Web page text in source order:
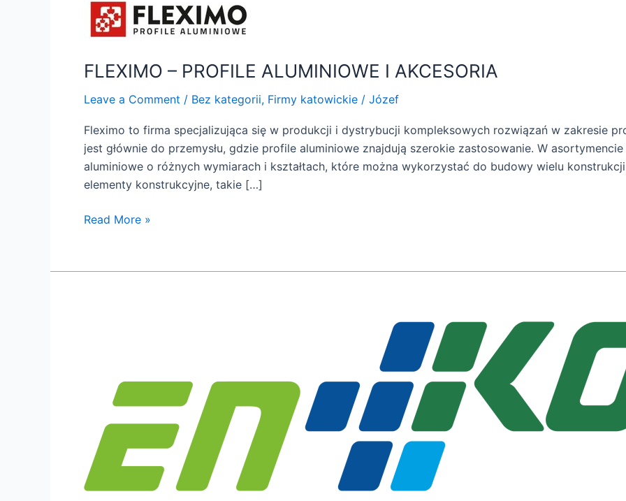
FLEXIMO – PROFILE ALUMINIOWE I AKCESORIA
Leave a Comment / Bez kategorii, Firmy katowickie / Józef
Fleximo to firma specjalizująca się w produkcji i dystrybucji kompleksowych rozwiązań w zakresie
jest głównie do przemysłu, gdzie profile aluminiowe znajdują szerokie zastosowanie. W
aluminiowe o różnych wymiarach i kształtach, które można wykorzystać do budowy wielu
elementy konstrukcyjne, takie […]
PROFILE
I
AKCESORIA
Read More »
Odnawialne
Źródła
Energii